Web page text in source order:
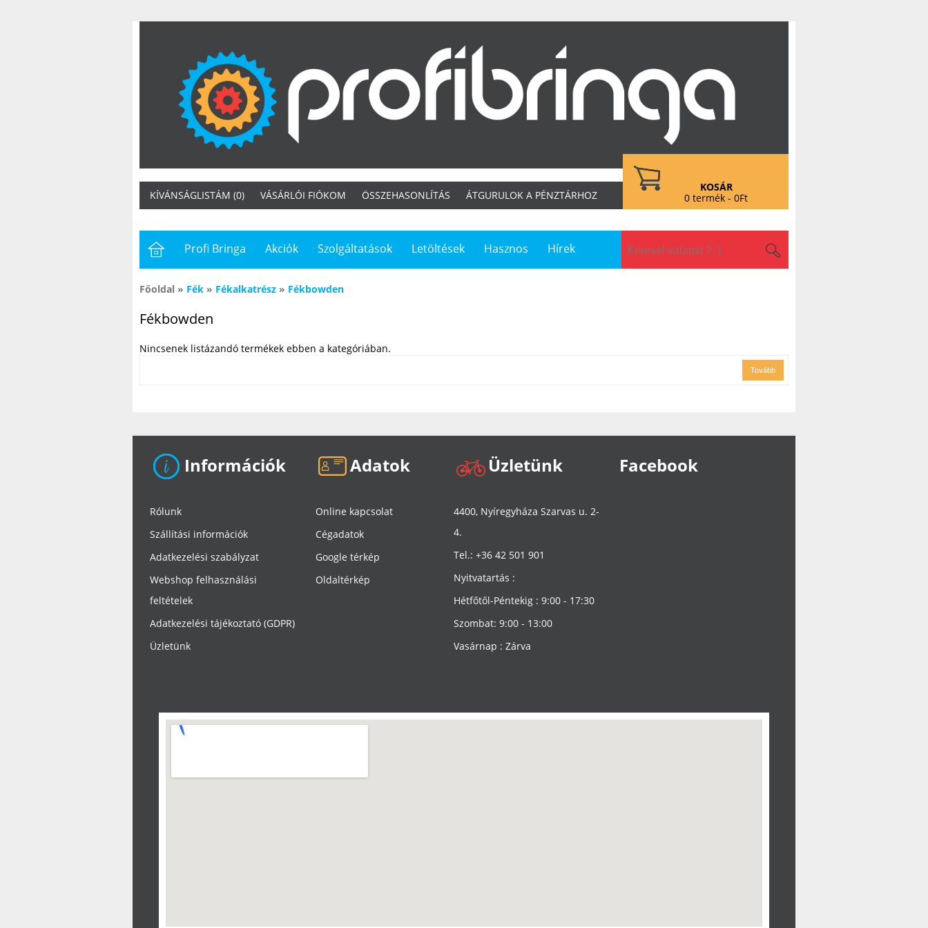
KOSÁR
0 termék - 0Ft
KÍVÁNSÁGLISTÁM (0) VÁSÁRLÓI FIÓKOM ÖSSZEHASONLÍTÁS ÁTGURULOK A PÉNZTÁRHOZ
Profi Bringa Akciók Szolgáltatások Letöltések Hasznos Hírek
Főoldal » Fék » Fékalkatrész » Fékbowden
Fékbowden
Nincsenek listázandó termékek ebben a kategóriában.
Tovább
Információk
Rólunk
Szállítási információk
Adatkezelési szabályzat
Webshop felhasználási
feltételek
Adatkezelési tájékoztató (GDPR)
Üzletünk
Adatok
Online kapcsolat
Cégadatok
Google térkép
Oldaltérkép
Üzletünk
4400, Nyíregyháza Szarvas u. 2-
4.
Tel.: +36 42 501 901
Nyitvatartás :
Hétfőtől-Péntekig : 9:00 - 17:30
Szombat: 9:00 - 13:00
Vasárnap : Zárva
Facebook